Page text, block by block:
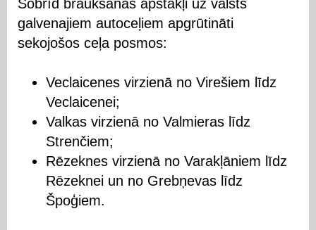
Šobrīd braukšanas apstākļi uz valsts
galvenajiem autoceļiem apgrūtināti
sekojošos ceļa posmos:
Veclaicenes virzienā no Virešiem līdz
Veclaicenei;
Valkas virzienā no Valmieras līdz
Strenčiem;
Rēzeknes virzienā no Varakļāniem līdz
Rēzeknei un no Grebņevas līdz
Špoģiem.